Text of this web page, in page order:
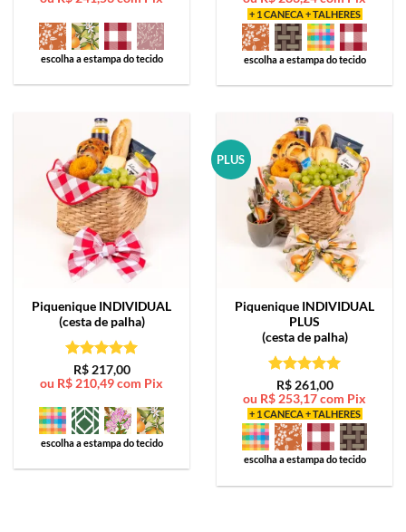
escolha a estampa do tecido
+ 1 CANECA + TALHERES
escolha a estampa do tecido
Piquenique INDIVIDUAL
(cesta de palha)
Avaliação5
de 5
R$217,00
ou R$ 210,49com Pix
escolha a estampa do tecido
PLUS
Piquenique INDIVIDUAL
PLUS
(cesta de palha)
Avaliação5
de 5
R$261,00
ou R$ 253,17com Pix
+ 1 CANECA + TALHERES
escolha a estampa do tecido